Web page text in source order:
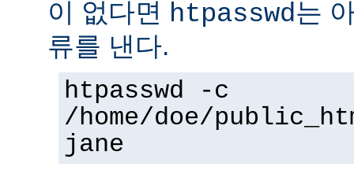
이 없다면 htpasswd는
류를 낸다.
htpasswd -c
/home/doe/
jane